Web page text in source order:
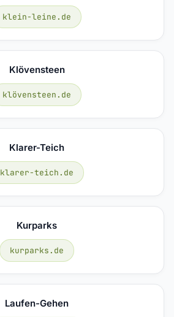
klein-leine.de
Klövensteen
klövensteen.de
Klarer-Teich
klarer-teich.de
Kurparks
kurparks.de
Laufen-Gehen